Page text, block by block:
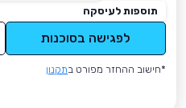
תוספות לעיסקה
לפגישה בסוכנות
*חישוב ההחזר מפורט בתקנון